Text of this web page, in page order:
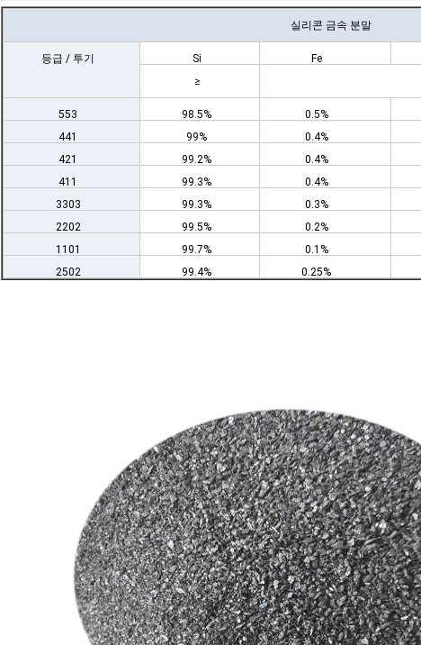
실리콘 금속 분말
등급 / 투기 Si Fe
≥
553 98.5% 0.5%
441
99% 0.4%
421
99.2% 0.4%
411
99.3% 0.4%
3303
99.3% 0.3%
2202
99.5% 0.2%
1101
99.7% 0.1%
2502
99.4% 0.25%